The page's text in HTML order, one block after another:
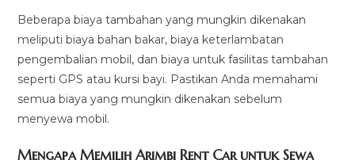
Beberapa biaya tambahan yang mungkin dikenakan
meliputi biaya bahan bakar, biaya keterlambatan
pengembalian mobil, dan biaya untuk fasilitas tambahan
seperti GPS atau kursi bayi. Pastikan Anda memahami
semua biaya yang mungkin dikenakan sebelum
menyewa mobil.
Mengapa Memilih Arimbi Rent Car untuk Sewa